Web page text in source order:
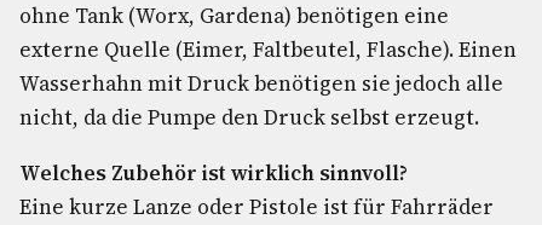
ohne Tank (Worx, Gardena) benötigen eine
externe Quelle (Eimer, Faltbeutel, Flasche). Einen
Wasserhahn mit Druck benötigen sie jedoch alle
nicht, da die Pumpe den Druck selbst erzeugt.
Welches Zubehör ist wirklich sinnvoll?
Eine kurze Lanze oder Pistole ist für Fahrräder